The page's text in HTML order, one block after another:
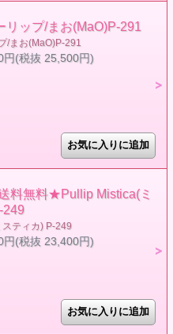
ップ/まお(MaO)P-291
/まお(MaO)P-291
円(税抜 25,500円)
料無料★Pullip Mistica(ミ
249
ティカ) P-249
円(税抜 23,400円)